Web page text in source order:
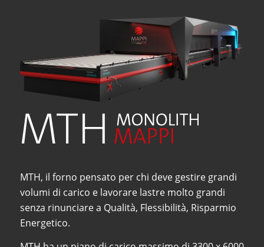
MTH, il forno pensato per chi deve gestire grandi
volumi di carico e lavorare lastre molto grandi
senza rinunciare a Qualità, Flessibilità, Risparmio
Energetico.